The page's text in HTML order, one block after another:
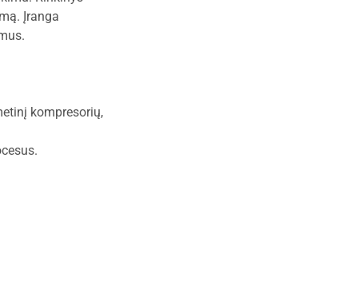
Įranga
kompresorių,